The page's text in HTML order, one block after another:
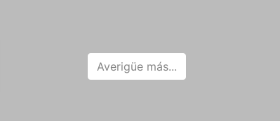
Averigüe más...